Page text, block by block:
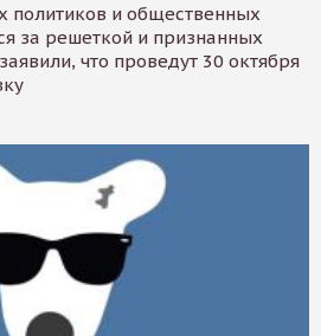
политиков и общественных
за решеткой и признанных
что проведут 30 октября